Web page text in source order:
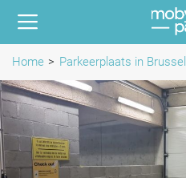
Home Parkeerplaats in Brussel